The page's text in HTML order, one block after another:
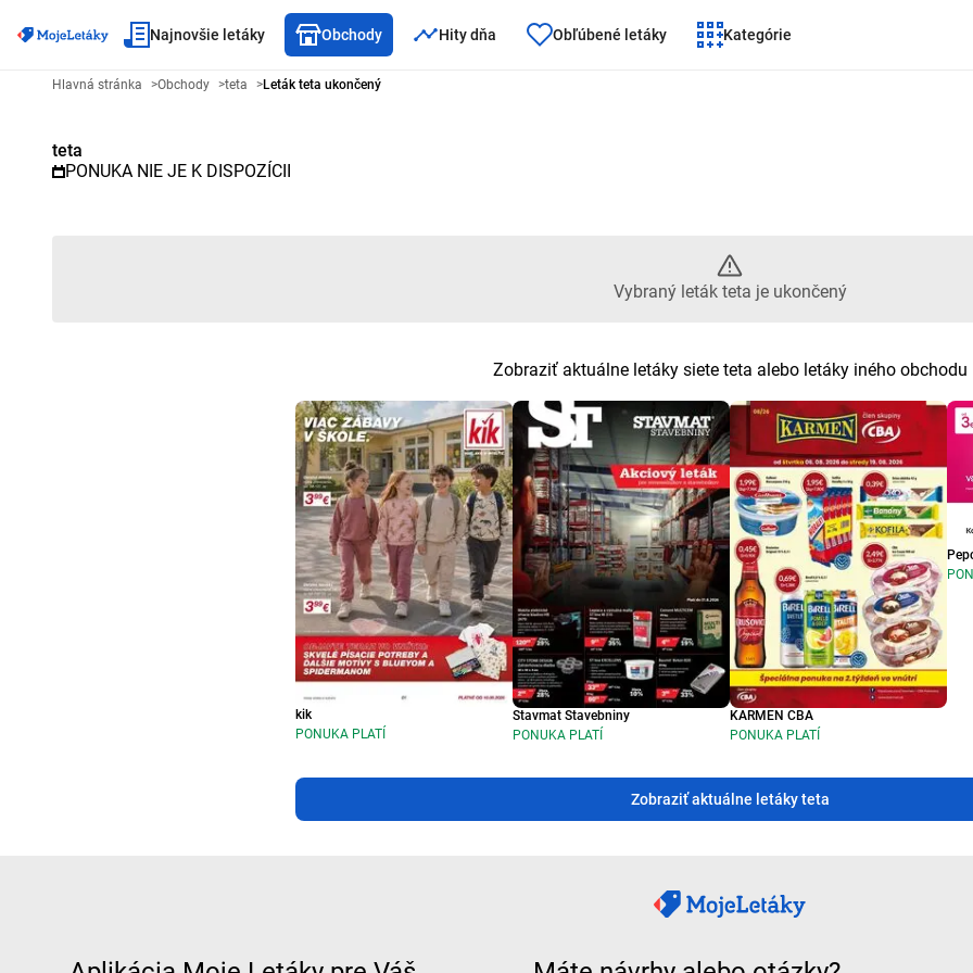
Najnovšie letáky Obchody Hity dňa Obľúbené letáky Kategórie
Reklamný leták teta - Vybraný leták teta je ukončený
Hlavná stránka >Obchody >teta >Leták teta ukončený
teta
PONUKA NIE JE K DISPOZÍCII
Vybraný leták teta je ukončený
Zobraziť aktuálne letáky siete teta alebo letáky iného obchodu
kik
PONUKA PLATÍ
Stavmat Stavebniny
PONUKA PLATÍ
KARMEN CBA
PONUKA PLATÍ
Zobraziť aktuálne letáky teta